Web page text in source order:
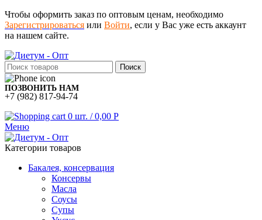
Чтобы оформить заказ по оптовым ценам, необходимо
Зарегистрироваться или Войти, если у Вас уже есть аккаунт
на нашем сайте.
Поиск
ПОЗВОНИТЬ НАМ
+7 (982) 817-94-74
0 шт. / 0,00 Р
Меню
Категории товаров
Бакалея, консервация
Консервы
Масла
Соусы
Супы